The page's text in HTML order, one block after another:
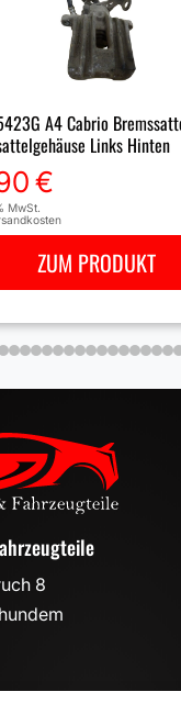
A4 Cabrio
Links Hinten
€
MwSt.
ZUM PRODUKT
8